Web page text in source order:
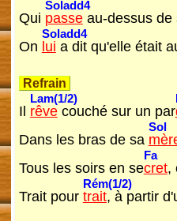
Qui
Soladd4
passeau-dessus de
On
Soladd4
lui a dit qu'elle était
Refrain
Il
Lam(1/2)
rêvecouché sur un par
Dans les bras de sa
Sol
Tous les soirs en se
Fa
cret,
Trait pour
Rém(1/2)
trait, à partir